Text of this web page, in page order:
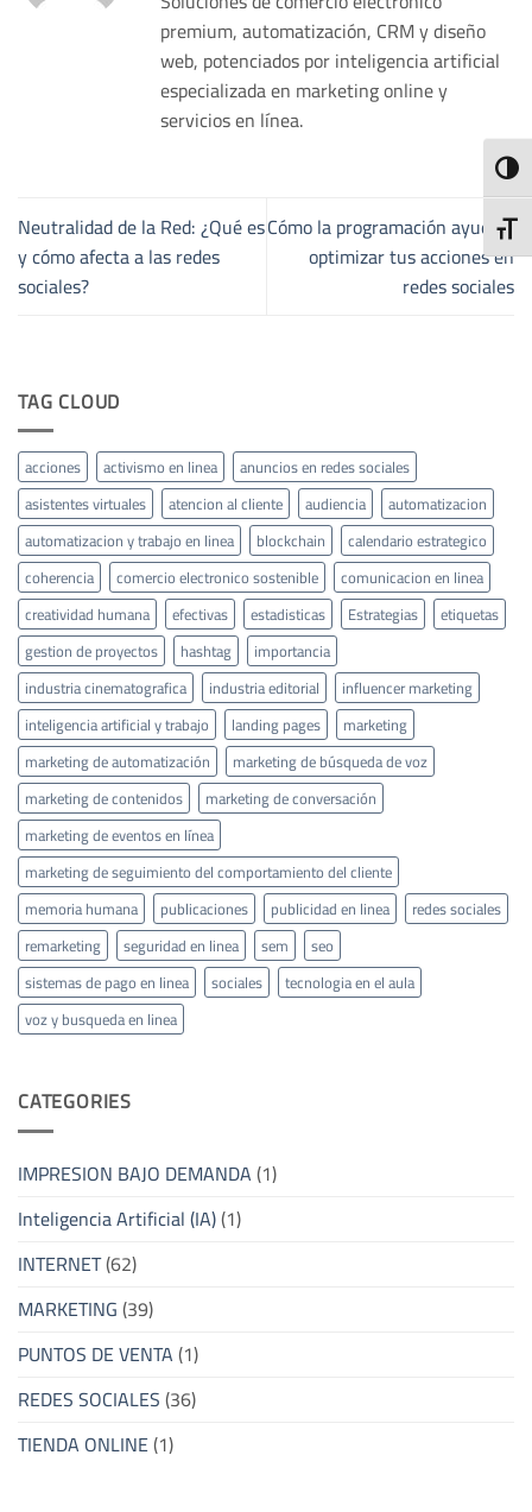
premium, automatización, CRM y diseño
web, potenciados por inteligencia artificial
especializada en marketing online y
servicios en línea.
Neutralidad de la Red: ¿Qué es
y cómo afecta a las redes
sociales?
Cómo la programación ayuda a
optimizar tus acciones en
redes sociales
TAG CLOUD
acciones activismo en linea
anuncios en redes sociales
asistentes virtuales
atencion al cliente audiencia
automatizacion
automatizacion y trabajo en linea
blockchain
calendario estrategico
coherencia
comercio electronico sostenible
comunicacion en linea
creatividad humana
efectivas estadisticas Estrategias
etiquetas
gestion de proyectos
hashtag
importancia
industria cinematografica
industria editorial
influencer marketing
inteligencia artificial y trabajo
landing pages
marketing
marketing de automatización
marketing de búsqueda de voz
marketing de contenidos
marketing de conversación
marketing de eventos en línea
marketing de seguimiento del comportamiento del cliente
memoria humana
publicaciones publicidad en linea
redes sociales
remarketing
seguridad en linea sem
seo
sistemas de pago en linea
sociales
tecnologia en el aula
voz y busqueda en linea
CATEGORIES
IMPRESION BAJO DEMANDA(1)
Inteligencia Artificial (IA)(1)
INTERNET(62)
MARKETING(39)
PUNTOS DE VENTA(1)
REDES SOCIALES(36)
TIENDA ONLINE(1)